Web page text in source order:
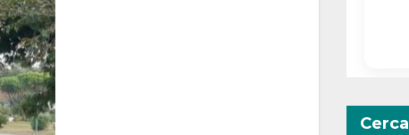
Cerca